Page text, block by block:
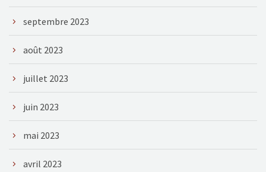
septembre 2023
août 2023
juillet 2023
juin 2023
mai 2023
avril 2023